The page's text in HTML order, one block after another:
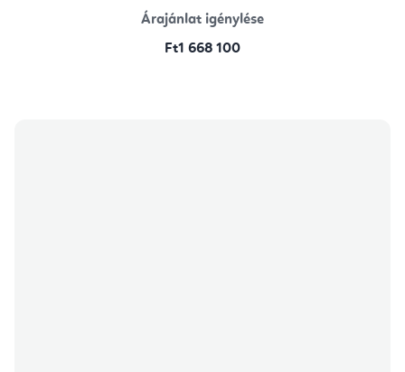
Árajánlat igénylése
Ft1 668 100